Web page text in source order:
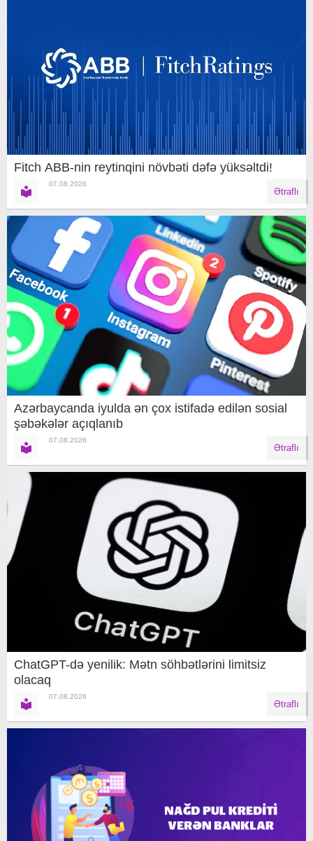
Fitch ABB-nin reytinqini növbəti dəfə yüksəltdi!
07.08.2026
Ətraflı
Azərbaycanda iyulda ən çox istifadə edilən sosial
şəbəkələr açıqlanıb
07.08.2026
Ətraflı
ChatGPT-də yenilik: Mətn söhbətlərini limitsiz
olacaq
07.08.2026
Ətraflı